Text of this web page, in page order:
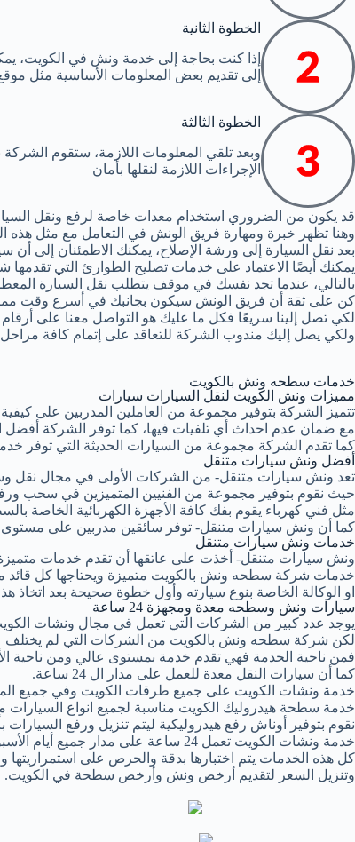
الخطوة الثانية
إذا كنت بحاجة إلى خدمة ونش في الكويت،
إلى تقديم بعض المعلومات الأساسية مثل
الخطوة الثالثة
وبعد تلقي المعلومات اللازمة، ستقوم
الإجراءات اللازمة لنقلها بأمان
قد يكون من الضروري استخدام معدات خاصة لرفع ونقل
وهنا تظهر خبرة ومهارة فريق الونش في التعامل مع مثل هذه
بعد نقل السيارة إلى ورشة الإصلاح، يمكنك الاطمئنان إلى
يمكنك أيضًا الاعتماد على خدمات تصليح الطوارئ التي
بالتالي، عندما تجد نفسك في موقف يتطلب نقل السيارة
كن على ثقة أن فريق الونش سيكون بجانبك في أسرع وقت
لكي تصل إلينا سريعًا فكل ما عليك هو التواصل معنا على
ولكي يصل إليك مندوب الشركة للتعاقد على إتمام كافة
خدمات سطحه ونش بالكويت
مميزات ونش الكويت لنقل السيارات سيارات
تتميز الشركة بتوفير مجموعة من العاملين المدربين على
مع ضمان عدم احداث أي تلفيات فيها، كما توفر الشركة
كما تقدم الشركة مجموعة من السيارات الحديثة التي توفر
أفضل ونش سيارات متنقل
تعد ونش سيارات متنقل- من الشركات الأولى في مجال نقل
حيث نقوم بتوفير مجموعة من الفنيين المتميزين في سحب
مثل فني كهرباء يقوم بفك كافة الأجهزة الكهربائية الخاصة
كما أن ونش سيارات متنقل- توفر سائقين مدربين على مستوى
خدمات ونش سيارات متنقل
ونش سيارات متنقل- أخذت على عاتقها أن تقدم خدمات متميزة
خدمات شركة سطحه ونش بالكويت متميزة ويحتاجها كل قائد
او الوكالة الخاصة بنوع سيارته وأول خطوة صحيحة بعد
سيارات ونش وسطحه معدة ومجهزة 24 ساعة
يوجد عدد كبير من الشركات التي تعمل في مجال ونشات
لكن شركة سطحه ونش بالكويت من الشركات التي لم يختلف
فمن ناحية الخدمة فهي تقدم خدمة بمستوى عالي ومن ناحية
كما أن سيارات النقل معدة للعمل على مدار ال 24 ساعة.
خدمة ونشات الكويت على جميع طرقات الكويت وفي جميع
خدمة سطحة هيدروليك الكويت مناسبة لجميع انواع السيارات
نقوم بتوفير أوناش رفع هيدروليكية ليتم تنزيل ورفع
خدمة ونشات الكويت تعمل 24 ساعة على مدار جميع أيام الأسبوع.
كل هذه الخدمات يتم اختبارها بدقة والحرص على استمراريتها
وتنزيل السعر لتقديم أرخص ونش وأرخص سطحة في الكويت.